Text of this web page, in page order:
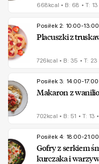
668kcal • B: 68 • T: 13
Posiłek 2: 10:00-13:00
Placuszki z
726kcal • B: 35 • T: 23
Posiłek 3: 14:00-17:00
Makaron z
702kcal • B: 51 • T: 13 •
Posiłek 4: 18:00-21:00
Gofry z serkiem
kurczaka i